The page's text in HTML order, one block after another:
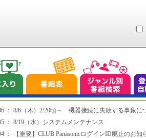
： 8/6（木）2:20頃～ 機器接続に失敗する事象に
： 8/19（水）システムメンテナンス
： 【重要】CLUB PanasonicログインID廃止のお知